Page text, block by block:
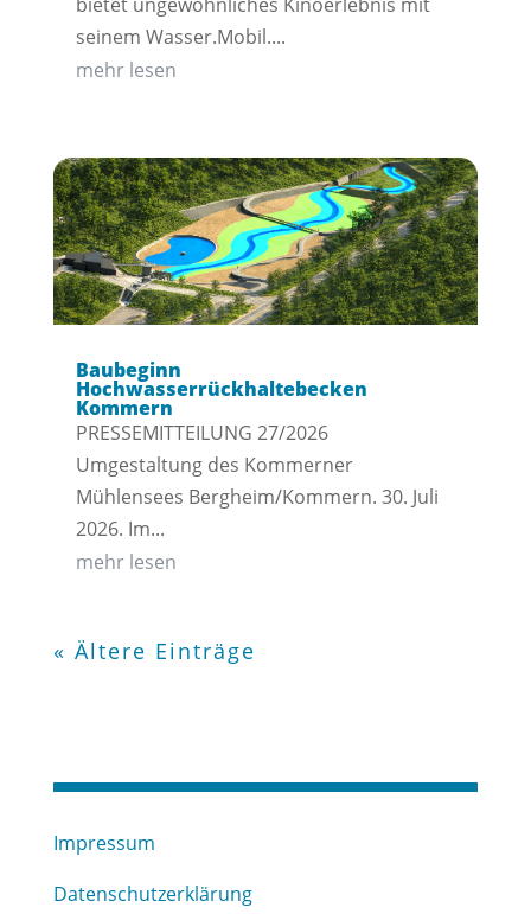
seinem Wasser.Mobil....
mehr lesen
Baubeginn
Hochwasserrückhaltebecken
Kommern
PRESSEMITTEILUNG 27/2026
Umgestaltung des Kommerner
Mühlensees Bergheim/Kommern. 30. Juli
2026. Im...
mehr lesen
« Ältere Einträge
Impressum
Datenschutzerklärung